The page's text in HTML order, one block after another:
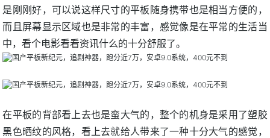
是刚刚好，可以说这样尺寸的平板随身携带也是相当方便的，
而且屏幕显示区域也是非常的丰富，感觉像是在平常的生活当
中，看个电影看看资讯什么的十分舒服了。
在平板的背部看上去也是蛮大气的，整个的机身是采用了塑胶
黑色晒纹的风格，看上去就给人带来了一种十分大气的感觉，